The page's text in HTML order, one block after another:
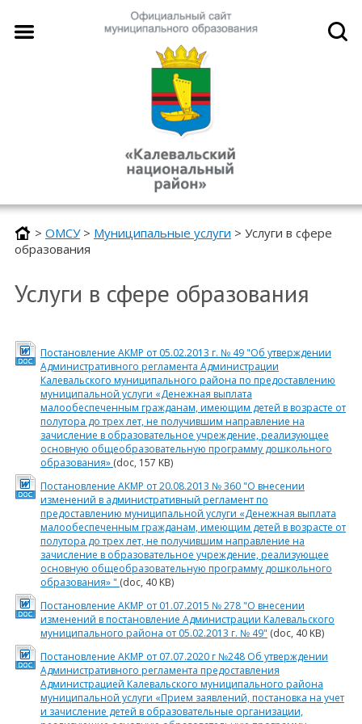
> ОМСУ > Муниципальные услуги > Услуги в сфере
образования
Услуги в сфере образования
Постановление АКМР от 05.02.2013 г. № 49 "Об утверждении
Административного регламента Администрации
Калевальского муниципального района по предоставлению
муниципальной услуги «Денежная выплата
малообеспеченным гражданам, имеющим детей в возрасте от
полутора до трех лет, не получившим направление на
зачисление в образовательное учреждение, реализующее
основную общеобразовательную программу дошкольного
образования» (doc, 157 KB)
Постановление АКМР от 20.08.2013 № 360 "О внесении
изменений в административный регламент по
предоставлению муниципальной услуги «Денежная выплата
малообеспеченным гражданам, имеющим детей в возрасте от
полутора до трех лет, не получившим направление на
зачисление в образовательное учреждение, реализующее
основную общеобразовательную программу дошкольного
образования» " (doc, 40 KB)
Постановление АКМР от 01.07.2015 № 278 "О внесении
изменений в постановление Администрации Калевальского
муниципального района от 05.02.2013 г. № 49" (doc, 40 KB)
Постановление АКМР от 07.07.2020 г №248 Об утверждении
Административного регламента предоставления
Администрацией Калевальского муниципального района
муниципальной услуги «Прием заявлений, постановка на учет
и зачисление детей в образовательные организации,